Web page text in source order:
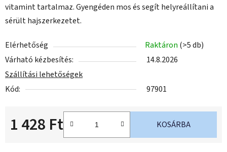
vitamint tartalmaz. Gyengéden mos és segít helyreállítani a
sérült hajszerkezetet.
Elérhetőség Raktáron (>5 db)
Várható kézbesítés:
14.8.2026
Szállítási lehetőségek
Kód:
97901
1 428 Ft KOSÁRBA